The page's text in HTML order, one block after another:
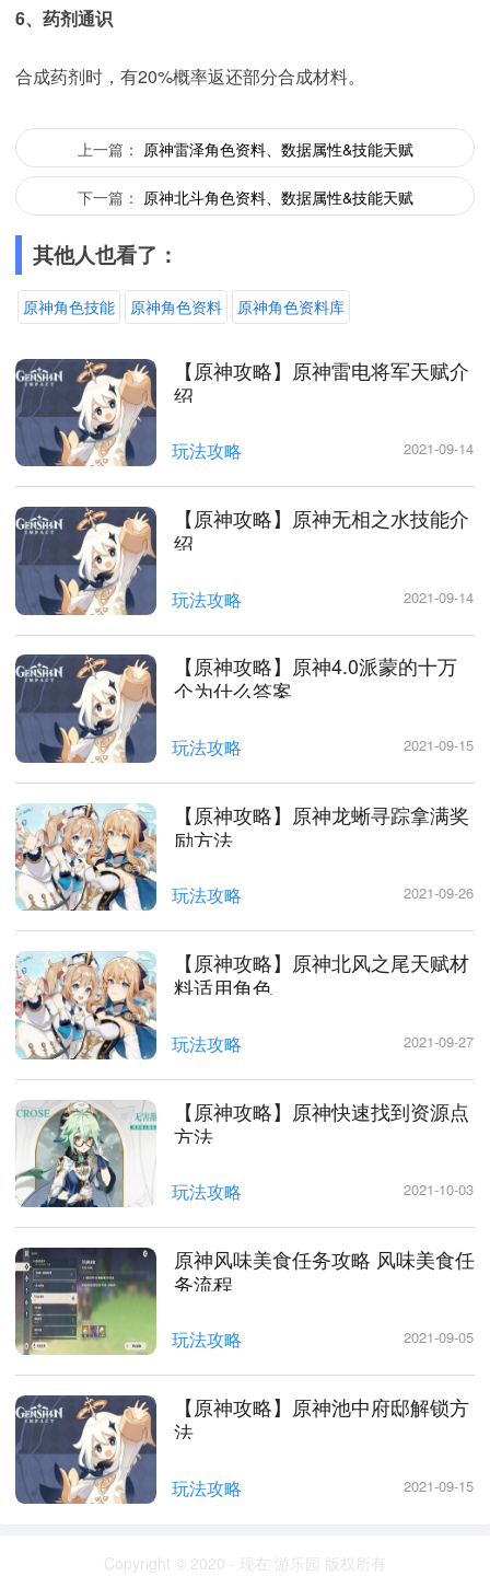
6、药剂通识
合成药剂时，有20%概率返还部分合成材料。
上一篇： 原神雷泽角色资料、数据属性&技能天赋
下一篇： 原神北斗角色资料、数据属性&技能天赋
其他人也看了：
原神角色技能 原神角色资料 原神角色资料库
【原神攻略】原神雷电将军天赋介
绍
玩法攻略 2021-09-14
【原神攻略】原神无相之水技能介
绍
玩法攻略 2021-09-14
【原神攻略】原神4.0派蒙的十万
个为什么答案
玩法攻略 2021-09-15
【原神攻略】原神龙蜥寻踪拿满奖
励方法
玩法攻略 2021-09-26
【原神攻略】原神北风之尾天赋材
料适用角色
玩法攻略 2021-09-27
【原神攻略】原神快速找到资源点
方法
玩法攻略 2021-10-03
原神风味美食任务攻略 风味美食任
务流程
玩法攻略 2021-09-05
【原神攻略】原神池中府邸解锁方
法
玩法攻略 2021-09-15
Copyright © 2020 - 现在 游乐园 版权所有